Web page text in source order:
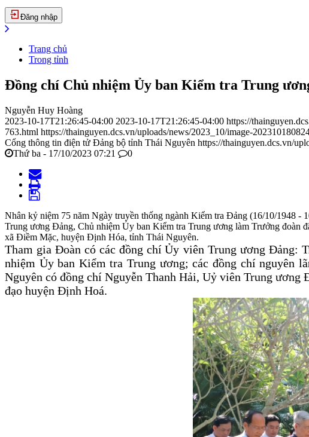
Đăng nhập
Trang chủ
Trong tỉnh
Đồng chí Chủ nhiệm Ủy ban Kiểm tra Trung
Nguyễn Huy Hoàng
2023-10-17T21:26:45-04:00 2023-10-17T21:26:45-04:00 https://
763.html https://thainguyen.dcs.vn/uploads/news/2023_10/image-
Cổng thông tin điện tử Đảng bộ tỉnh Thái Nguyên https://thainguyen.dcs.vn/
Thứ ba - 17/10/2023 07:21
0
Nhân kỷ niệm 75 năm Ngày truyền thống ngành Kiểm tra Đảng (16/10/1948
Trung ương Đảng, Chủ nhiệm Ủy ban Kiểm tra Trung ương làm Trưởng đoàn
xã Điềm Mặc, huyện Định Hóa, tỉnh Thái Nguyên.
Tham gia Đoàn có các đồng chí Ủy viên Trung ương Đảng:
nhiệm Ủy ban Kiểm tra Trung ương; các đồng chí nguyên
Nguyên có đồng chí Nguyễn Thanh Hải, Uỷ viên Trung
đạo huyện Định Hoá.